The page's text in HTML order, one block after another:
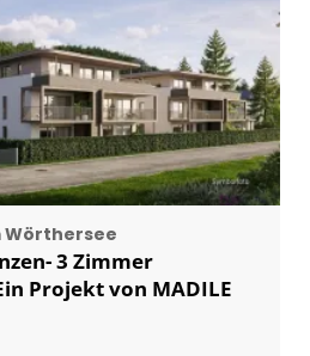
Wörthersee
3 Zimmer
Projekt von MADILE